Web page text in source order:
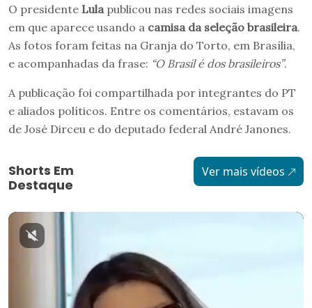
O presidente Lula publicou nas redes sociais imagens
em que aparece usando a camisa da seleção brasileira.
As fotos foram feitas na Granja do Torto, em Brasília,
e acompanhadas da frase: “O Brasil é dos brasileiros”.
A publicação foi compartilhada por integrantes do PT
e aliados políticos. Entre os comentários, estavam os
de José Dirceu e do deputado federal André Janones.
Shorts Em
Destaque
Ver mais vídeos